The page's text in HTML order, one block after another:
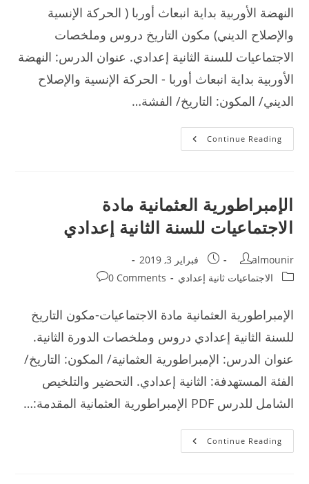
النهضة الأوربية بداية انبعاث أوربا ( الحركة الإنسية
والإصلاح الديني) مكون التاريخ دروس وملخصات
الاجتماعيات للسنة الثانية إعدادي. عنوان الدرس: النهضة
الأوربية بداية انبعاث أوربا - الحركة الإنسية والإصلاح
الديني/ المكون: التاريخ/ الفشة…
Continue Readingالنهضة
الأوربية
الثانية
إعدادي
الإمبراطورية العثمانية مادة
الاجتماعيات للسنة الثانية إعدادي
Post
author:
almounir
Post
published:
فبراير 3, 2019
Post
الاجتماعيات ثانية إعدادي
Post
0 Comments
الإمبراطورية العثمانية مادة الاجتماعيات-مكون التاريخ
للسنة الثانية إعدادي دروس وملخصات الدورة الثانية.
عنوان الدرس: الإمبراطورية العثمانية/ المكون: التاريخ/
الفئة المستهدفة: الثانية إعدادي. التحضير والتلخيص
الشامل للدرس PDF الإمبراطورية العثمانية المقدمة:…
Continue Readingالإمبراطورية
العثمانية